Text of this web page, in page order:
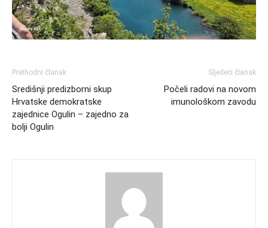
Prethodni članak
Središnji predizborni skup
Hrvatske demokratske
zajednice Ogulin – zajedno za
bolji Ogulin
Sljedeći članak
Počeli radovi na novom
imunološkom zavodu